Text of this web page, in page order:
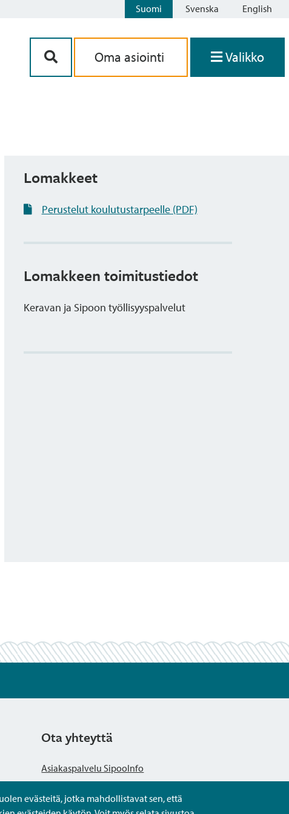
Suomi Svenska English
Oma asiointi Valikko
Lomakkeet
Perustelut koulutustarpeelle (PDF)
Lomakkeen toimitustiedot
Keravan ja Sipoon työllisyyspalvelut
evästeitä, jotka mahdollistavat sen, että
Ota yhteyttä
Asiakaspalvelu SipooInfo
Anna palautetta nimettömästi